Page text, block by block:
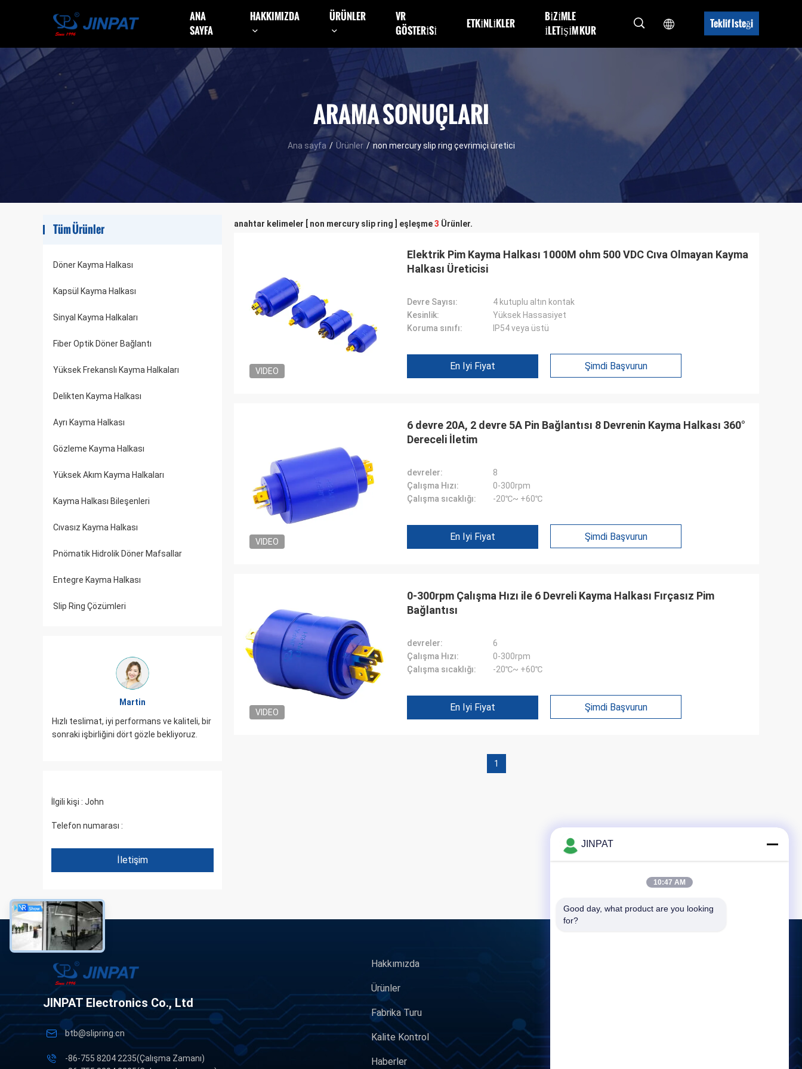
ANA
SAYFA
HAKKIMIZDA ÜRÜNLER
VR
GÖSTERISI
ETKINLIKLER
BIZIMLE
ILETIŞIM KUR
Teklif Isteği
ARAMA SONUÇLARI
Ana sayfa / Ürünler / non mercury slip ring çevrimiçi üretici
Tüm Ürünler
Döner Kayma Halkası
Kapsül Kayma Halkası
Sinyal Kayma Halkaları
Fiber Optik Döner Bağlantı
Yüksek Frekanslı Kayma Halkaları
Delikten Kayma Halkası
Ayrı Kayma Halkası
Gözleme Kayma Halkası
Yüksek Akım Kayma Halkaları
Kayma Halkası Bileşenleri
Cıvasız Kayma Halkası
Pnömatik Hidrolik Döner Mafsallar
Entegre Kayma Halkası
Slip Ring Çözümleri
Martin
Hızlı teslimat, iyi performans ve kaliteli, bir
sonraki işbirliğini dört gözle bekliyoruz.
William
JINPAT Slip ring görünümü iyi, dikkatli
İlgili kişi : John
Telefon numarası :
İletişim
anahtar kelimeler [ non mercury slip ring ] eşleşme3 Ürünler.
VIDEO
Elektrik Pim Kayma Halkası 1000M ohm 500 VDC Cıva Olmayan Kayma
Halkası Üreticisi
Devre Sayısı:
4 kutuplu altın kontak
Kesinlik:
Yüksek Hassasiyet
Koruma sınıfı:
IP54 veya üstü
En Iyi Fiyat Şimdi Başvurun
VIDEO
6 devre 20A, 2 devre 5A Pin Bağlantısı 8 Devrenin Kayma Halkası 360°
Dereceli İletim
devreler:
8
Çalışma Hızı:
0-300rpm
Çalışma sıcaklığı:
-20℃~ +60℃
En Iyi Fiyat Şimdi Başvurun
VIDEO
0-300rpm Çalışma Hızı ile 6 Devreli Kayma Halkası Fırçasız Pim
Bağlantısı
devreler:
6
Çalışma Hızı:
0-300rpm
Çalışma sıcaklığı:
-20℃~ +60℃
En Iyi Fiyat Şimdi Başvurun
1
JINPAT Electronics Co., Ltd
btb@slipring.cn
-86-755 8204 2235(Çalışma Zamanı)
Hakkımızda
Ürünler
Fabrika Turu
Kalite Kontrol
Haberler
JINPAT
10:47 AM
Good day, what product are you looking
for?